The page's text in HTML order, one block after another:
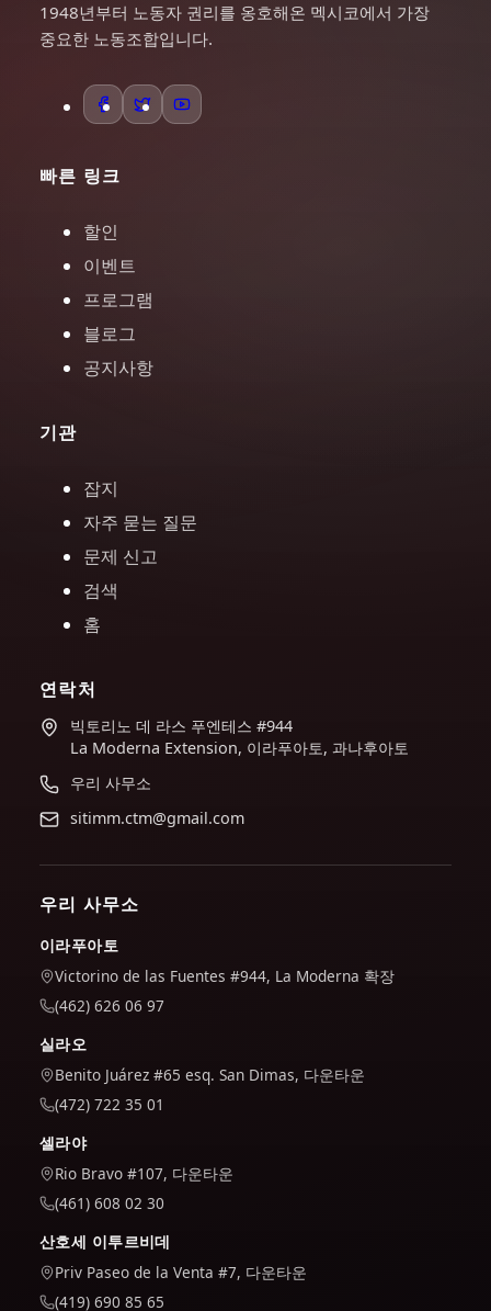
1948년부터 노동자 권리를 옹호해온 멕시코에서 가장
중요한 노동조합입니다.
빠른 링크
할인
이벤트
프로그램
블로그
공지사항
기관
잡지
자주 묻는 질문
문제 신고
검색
홈
연락처
빅토리노 데 라스 푸엔테스 #944
La Moderna Extension, 이라푸아토, 과나후아토
우리 사무소
sitimm.ctm@gmail.com
우리 사무소
이라푸아토
Victorino de las Fuentes #944, La Moderna 확장
(462) 626 06 97
실라오
Benito Juárez #65 esq. San Dimas, 다운타운
(472) 722 35 01
셀라야
Rio Bravo #107, 다운타운
(461) 608 02 30
산호세 이투르비데
Priv Paseo de la Venta #7, 다운타운
(419) 690 85 65